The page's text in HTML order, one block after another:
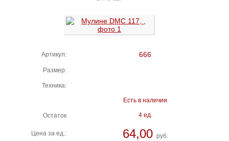
Артикул: 666
Размер:
Техника:
Есть в наличии
Остаток 4 ед.
Цена за ед.: 64,00 руб.